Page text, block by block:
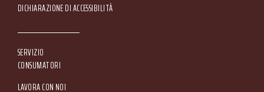
DICHIARAZIONE DI ACCESSIBILITÀ
SERVIZIO
CONSUMATORI
LAVORA CON NOI